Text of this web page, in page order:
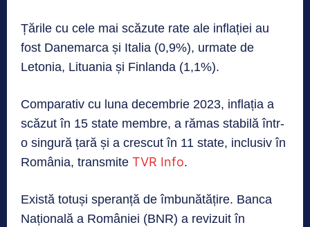
Țările cu cele mai scăzute rate ale inflației au
fost Danemarca și Italia (0,9%), urmate de
Letonia, Lituania și Finlanda (1,1%).
Comparativ cu luna decembrie 2023, inflația a
scăzut în 15 state membre, a rămas stabilă într-
o singură țară și a crescut în 11 state, inclusiv în
România, transmite TVR Info.
Există totuși speranță de îmbunătățire. Banca
Națională a României (BNR) a revizuit în